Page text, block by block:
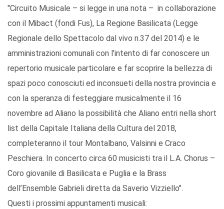
"Circuito Musicale – si legge in una nota – in collaborazione
con il Mibact (fondi Fus), La Regione Basilicata (Legge
Regionale dello Spettacolo dal vivo n.37 del 2014) e le
amministrazioni comunali con l’intento di far conoscere un
repertorio musicale particolare e far scoprire la bellezza di
spazi poco conosciuti ed inconsueti della nostra provincia e
con la speranza di festeggiare musicalmente il 16
novembre ad Aliano la possibilità che Aliano entri nella short
list della Capitale Italiana della Cultura del 2018,
completeranno il tour Montalbano, Valsinni e Craco
Peschiera. In concerto circa 60 musicisti tra il L.A. Chorus –
Coro giovanile di Basilicata e Puglia e la Brass
dell’Ensemble Gabrieli diretta da Saverio Vizziello".
Questi i prossimi appuntamenti musicali: